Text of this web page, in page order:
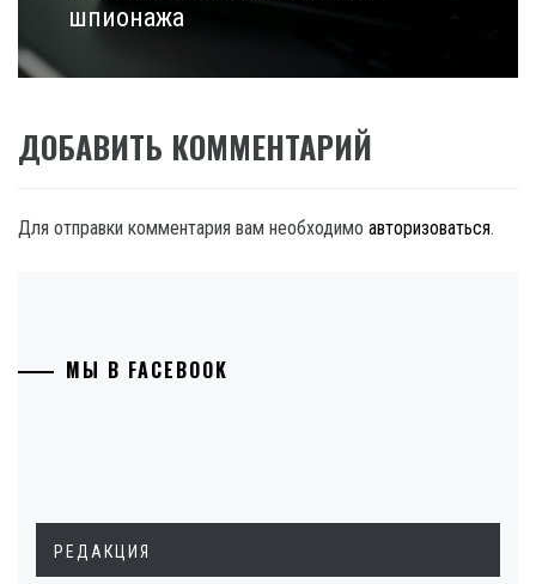
шпионажа
ДОБАВИТЬ КОММЕНТАРИЙ
Для отправки комментария вам необходимо авторизоваться.
МЫ В FACEBOOK
РЕДАКЦИЯ